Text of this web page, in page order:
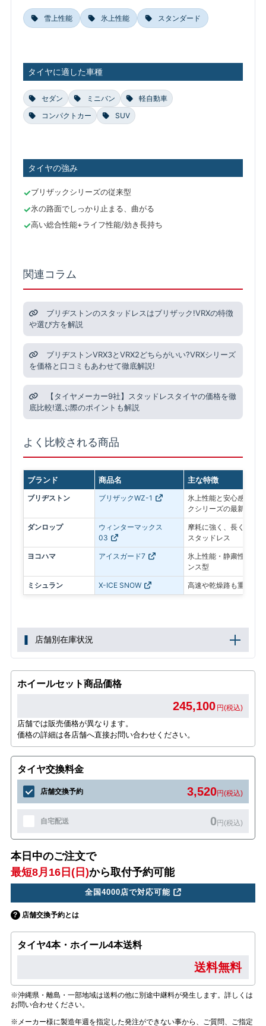
雪上性能 氷上性能 スタンダード
タイヤに適した車種
セダン ミニバン
軽自動車
コンパクトカー
SUV
タイヤの強み
ブリザックシリーズの従来型
氷の路面でしっかり止まる、曲がる
高い総合性能+ライフ性能/効き長持ち
関連コラム
ブリヂストンのスタッドレスはブリザック!VRXの特徴
や選び方を解説
ブリヂストンVRX3とVRX2どちらがいい?VRXシリーズ
を価格と口コミもあわせて徹底解説!
【タイヤメーカー9社】スタッドレスタイヤの価格を徹
底比較!選ぶ際のポイントも解説
よく比較される商品
ブランド 商品名 主な特徴
ブリヂストン ブリザックWZ-1
氷上性能と安心感を最
クシリーズの最新モデル
ダンロップ
ウィンターマックス
03
摩耗に強く、長く使い
スタッドレス
ヨコハマ アイスガード7
氷上性能・静粛性・ロ
ンス型
ミシュラン X-ICE SNOW 高速や乾燥路も重視し
店舗別在庫状況
ホイールセット商品価格
245,100 円(税込)
店舗では販売価格が異なります。
価格の詳細は各店舗へ直接お問い合わせください。
タイヤ交換料金
店舗交換予約 3,520円(税込)
自宅配送 0円(税込)
本日中のご注文で
最短8月16日(日)から取付予約可能
全国4000店で対応可能
店舗交換予約とは
タイヤ4本・ホイール4本送料
送料無料
※沖縄県・離島・一部地域は送料の他に別途中継料が発生します。詳しくは
お問い合わせください。
※メーカー様に製造年週を指定した発注ができない事から、ご質問、ご指定